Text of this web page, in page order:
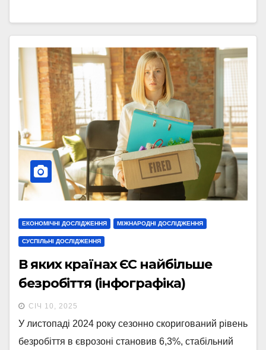
ЕКОНОМІЧНІ ДОСЛІДЖЕННЯ МІЖНАРОДНІ ДОСЛІДЖЕННЯ
СУСПІЛЬНІ ДОСЛІДЖЕННЯ
В яких країнах ЄС найбільше
безробіття (інфографіка)
СІЧ 10, 2025
У листопаді 2024 року сезонно скоригований рівень
безробіття в єврозоні становив 6,3%, стабільний